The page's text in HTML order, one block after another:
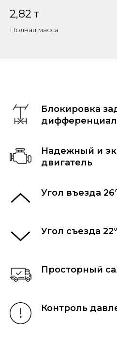
2,82 т
Полная масса
Блокировка
Надежный и
двигатель
Угол въезда
Угол съезда 22°
Просторный
Контроль